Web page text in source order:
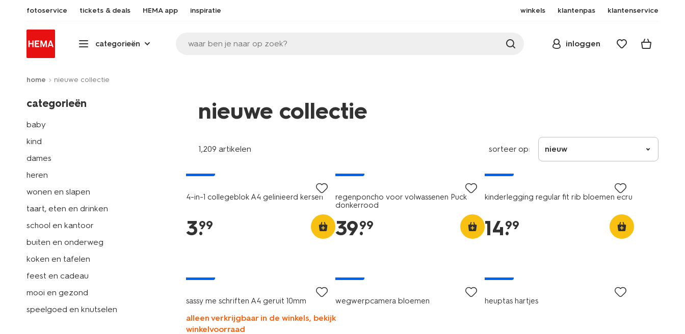
fotoservice tickets & deals HEMA app inspiratie winkels klantenpas klantenservice
categorieën waar ben je naar op zoek? inloggen
home nieuwe collectie
categorieën
baby
kind
dames
heren
wonen en slapen
taart, eten en drinken
school en kantoor
buiten en onderweg
koken en tafelen
feest en cadeau
mooi en gezond
speelgoed en knutselen
nieuwe collectie
1,209 artikelen sorteer op: nieuw
4-in-1 collegeblok A4 gelinieerd kersen
3.
99
regenponcho voor volwassenen Puck
donkerrood
39.
99
kinderlegging regular fit rib bloemen ecru
14.
99
sassy me schriften A4 geruit 10mm
alleen verkrijgbaar in de winkels, bekijk
winkelvoorraad
wegwerpcamera bloemen heuptas hartjes